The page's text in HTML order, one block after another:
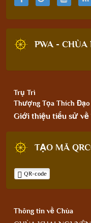
PWA - CHÙA
Trụ Trì
Thượng Tọa Thích
Giới thiệu tiểu sử
TẠO MÃ
QR-code
Thông tin về Chùa